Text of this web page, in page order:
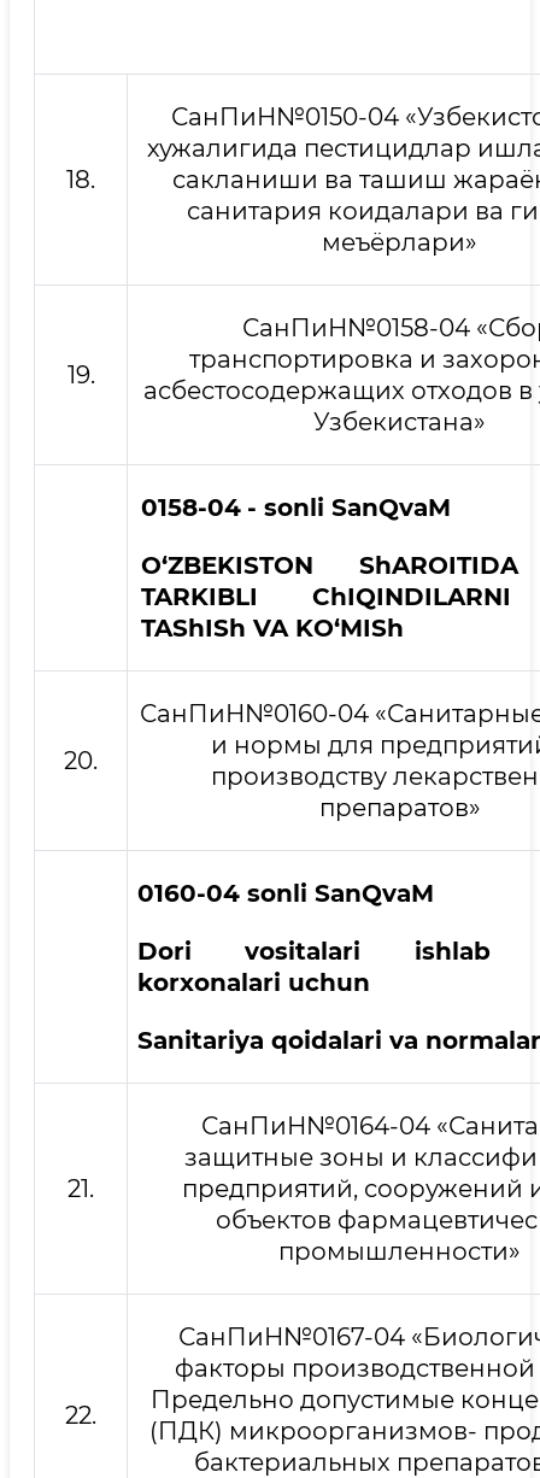
18.
СанПиН№0150-04
хужалигида пестицидлар
сакланиши ва ташиш
санитария коидалари ва
меъёрлари»
19.
СанПиН№0158-04
транспортировка и
асбестосодержащих отходов в
Узбекистана»
0158-04 - sonli SanQvaM
O‘ZBEKISTON
TARKIBLI ChIQINDILARNI
TAShISh VA KO‘MISh
20.
СанПиН№0160-04
и нормы для
производству
препаратов»
0160-04 sonli SanQvaM
Dori vositalari ishlab
korxonalari uchun
Sanitariya qoidalari va
21.
СанПиН№0164-04
защитные зоны и
предприятий, сооружений
объектов
промышленности»
22.
СанПиН№0167-04
факторы
Предельно допустимые
(ПДК) микроорганизмов-
бактериальных